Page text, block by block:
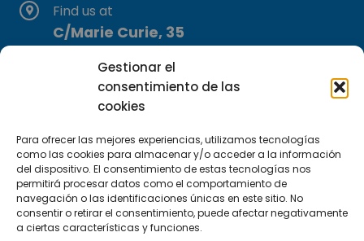
Gestionar el
consentimiento de las
cookies
Para ofrecer las mejores experiencias, utilizamos tecnologías
como las cookies para almacenar y/o acceder a la información
del dispositivo. El consentimiento de estas tecnologías nos
permitirá procesar datos como el comportamiento de
navegación o las identificaciones únicas en este sitio. No
consentir o retirar el consentimiento, puede afectar negativamente
a ciertas características y funciones.
Find us at
C/Marie Curie, 35
Subscribe to our Newsletter
SUBSCRIBE HERE